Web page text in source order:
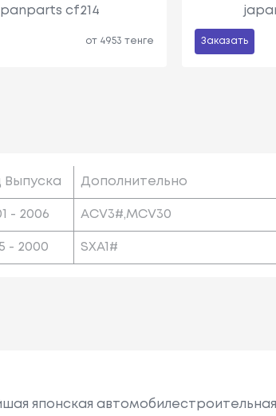
cf214
от 4953 тенге Заказать
Выпуска Дополнительно
- 2006 ACV3#,MCV30
- 2000 SXA1#
японская